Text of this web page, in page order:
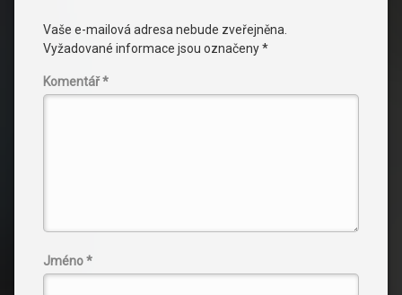
Vaše e-mailová adresa nebude zveřejněna.
Vyžadované informace jsou označeny*
Komentář*
Jméno*